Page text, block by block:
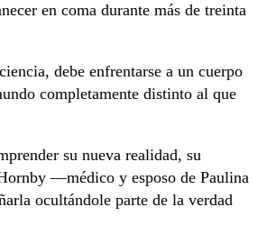
en coma durante más de treinta
debe enfrentarse a un cuerpo
completamente distinto al que
su nueva realidad, su
—médico y esposo de Paulina
ocultándole parte de la verdad